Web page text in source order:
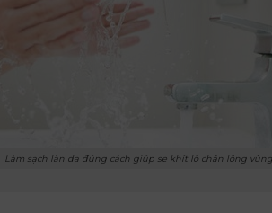
Làm sạch làn da đúng cách giúp se khít lỗ chân lông